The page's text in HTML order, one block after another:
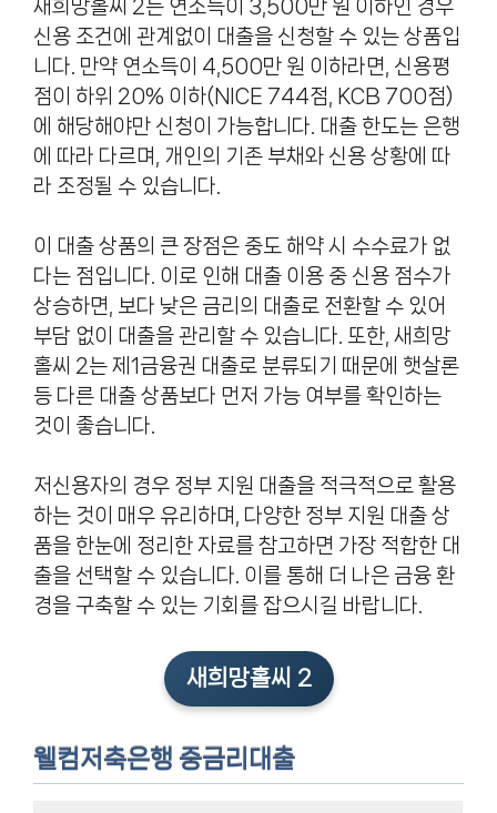
새희망홀씨 2는 연소득이 3,500만 원 이하인 경우
신용 조건에 관계없이 대출을 신청할 수 있는 상품입
니다. 만약 연소득이 4,500만 원 이하라면, 신용평
점이 하위 20% 이하(NICE 744점, KCB 700점)
에 해당해야만 신청이 가능합니다. 대출 한도는 은행
에 따라 다르며, 개인의 기존 부채와 신용 상황에 따
라 조정될 수 있습니다.
이 대출 상품의 큰 장점은 중도 해약 시 수수료가 없
다는 점입니다. 이로 인해 대출 이용 중 신용 점수가
상승하면, 보다 낮은 금리의 대출로 전환할 수 있어
부담 없이 대출을 관리할 수 있습니다. 또한, 새희망
홀씨 2는 제1금융권 대출로 분류되기 때문에 햇살론
등 다른 대출 상품보다 먼저 가능 여부를 확인하는
것이 좋습니다.
저신용자의 경우 정부 지원 대출을 적극적으로 활용
하는 것이 매우 유리하며, 다양한 정부 지원 대출 상
품을 한눈에 정리한 자료를 참고하면 가장 적합한 대
출을 선택할 수 있습니다. 이를 통해 더 나은 금융 환
경을 구축할 수 있는 기회를 잡으시길 바랍니다.
새희망홀씨 2
웰컴저축은행 중금리대출